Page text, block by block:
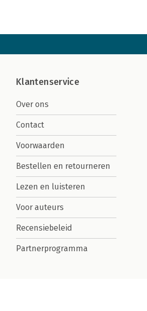
Klantenservice
Over ons
Contact
Voorwaarden
Bestellen en retourneren
Lezen en luisteren
Voor auteurs
Recensiebeleid
Partnerprogramma